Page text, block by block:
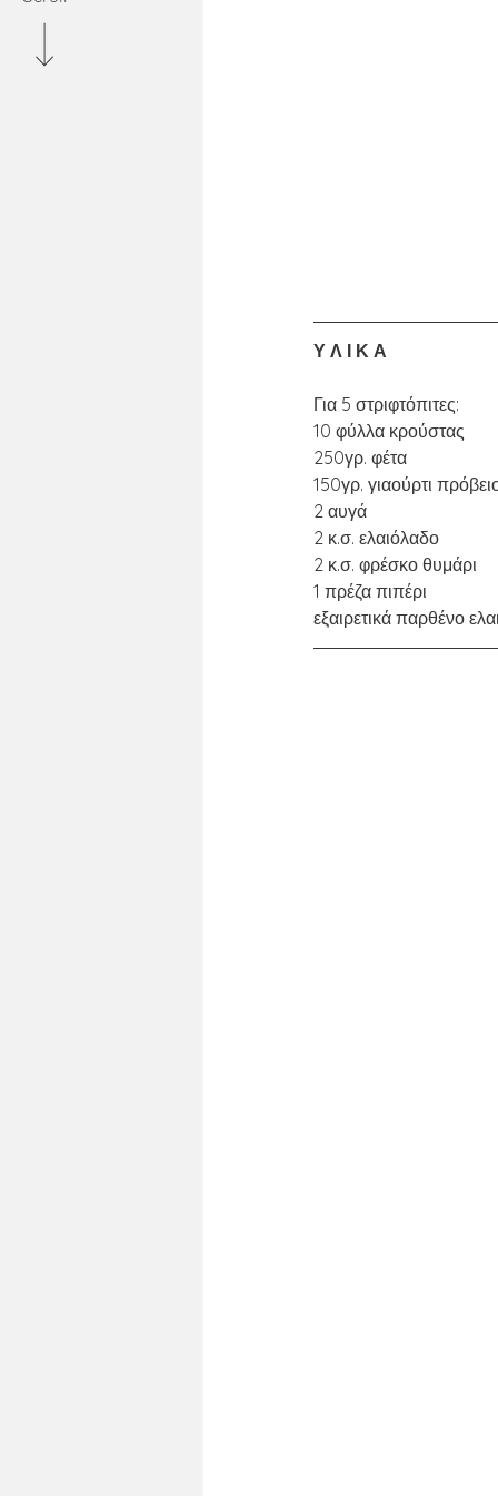
Υ Λ Ι Κ Α
Για 5 στριφτόπιτες:
10 φύλλα κρούστας
250γρ. φέτα
150γρ. γιαούρτι
2 αυγά
2 κ.σ. ελαιόλαδο
2 κ.σ. φρέσκο θυμάρι
1 πρέζα πιπέρι
εξαιρετικά παρθένο